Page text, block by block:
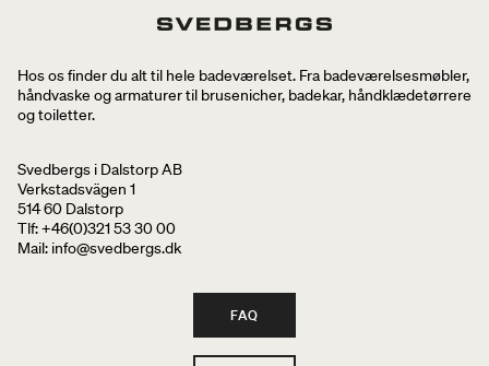
Hos os finder du alt til hele badeværelset. Fra badeværelsesmøbler,
håndvaske og armaturer til brusenicher, badekar, håndklædetørrere
og toiletter.
Svedbergs i Dalstorp AB
Verkstadsvägen 1
514 60 Dalstorp
Tlf: +46(0)321 53 30 00
Mail: info@svedbergs.dk
FAQ